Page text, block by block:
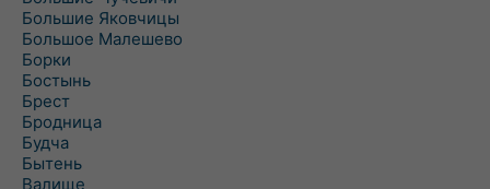
Большие Яковчицы
Большое Малешево
Борки
Бостынь
Брест
Бродница
Будча
Бытень
Валище